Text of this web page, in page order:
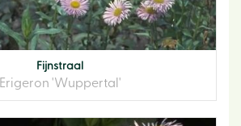
Fijnstraal
Erigeron 'Wuppertal'